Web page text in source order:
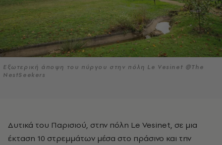
Εξωτερική άποψη του πύργου στην πόλη Le Vesinet @The
NestSeekers
Δυτικά του Παρισιού, στην πόλη Le Vesinet, σε μια
έκταση 10 στρεμμάτων μέσα στο πράσινο και την